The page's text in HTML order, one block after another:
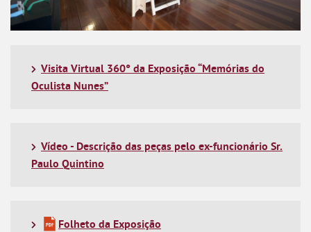
Visita Virtual 360° da Exposição “Memórias do
Oculista Nunes”
Vídeo - Descrição das peças pelo ex-funcionário Sr.
Paulo Quintino
Folheto da Exposição